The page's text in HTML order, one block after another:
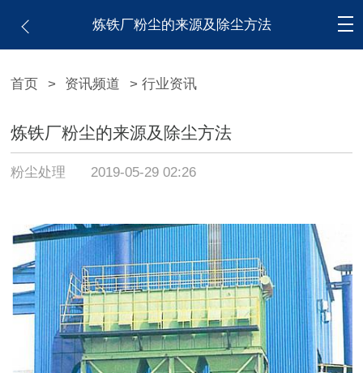
炼铁厂粉尘的来源及除尘方法
首页 > 资讯频道 > 行业资讯
炼铁厂粉尘的来源及除尘方法
粉尘处理 2019-05-29 02:26